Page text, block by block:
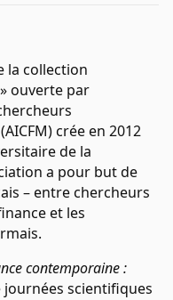
la collection
ouverte par
crée en 2012
de la
a pour but de
– entre chercheurs
et les
contemporaine :
journées scientifiques